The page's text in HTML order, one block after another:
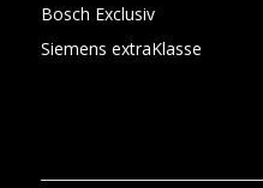
Bosch Exclusiv
Siemens extraKlasse